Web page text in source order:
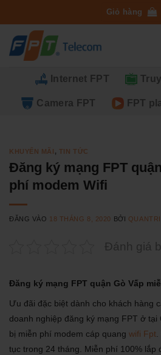
qua
dung
Giỏ hàng
Internet FPT
Camera FPT FPT
KHUYẾN MÃI , TIN TỨC
Đăng ký mạng FPT
phí modem Wifi
ĐĂNG VÀO 18 THÁNG 8, 2020 BỞI QUANTRI
Đánh giá
Đăng ký mạng FPT quận Gò Vấp
Ưu đãi đặc biệt dành cho khách hàng
doanh nghiệp đăng ký mạng FPT ở
bị miễn phí modem cáp quang wifi Fpt
tục trong 24 tháng. Miễn phí 100% lắp